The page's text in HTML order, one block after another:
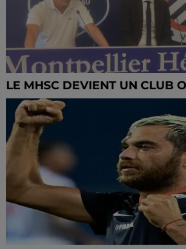
LE MHSC DEVIENT UN CLUB